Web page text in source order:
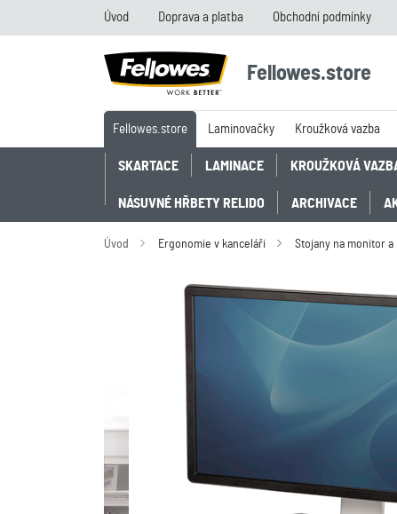
Úvod Doprava a platba Obchodní podmínky
Fellowes.store
Fellowes.store Laminovačky Kroužková vazba
SKARTACE LAMINACE KROUŽKOVÁ
NÁSUVNÉ HŘBETY RELIDO ARCHIVACE
Úvod Ergonomie v kanceláři Stojany na monitor